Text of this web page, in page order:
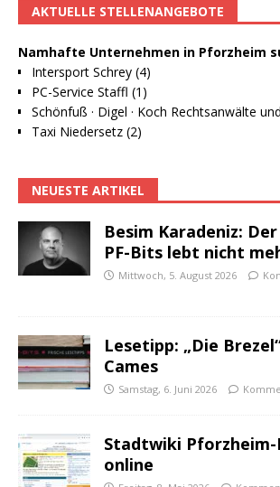
AKTUELLE STELLENANGEBOTE
Namhafte Unternehmen in Pforzheim
Intersport Schrey (4)
PC-Service Staffl (1)
Schönfuß · Digel · Koch Rechtsanwälte
Taxi Niedersetz (2)
NEUESTE ARTIKEL
Besim Karadeniz:
PF-Bits lebt nicht
Mittwoch, 5. August 2026
Lesetipp: „Die
Cames
Samstag, 6. Juni 2026
Stadtwiki Pforzheim-
online